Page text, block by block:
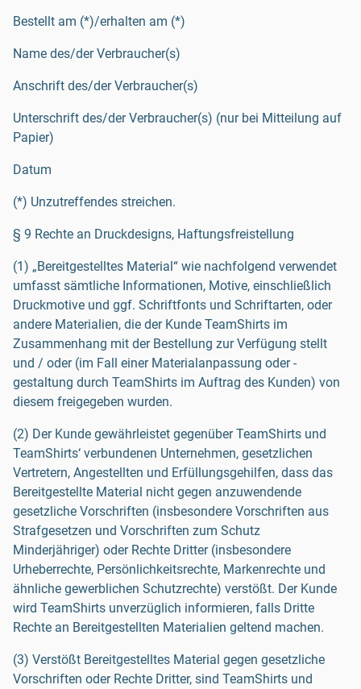
Bestellt am (*)/erhalten am (*)
Name des/der Verbraucher(s)
Anschrift des/der Verbraucher(s)
Unterschrift des/der Verbraucher(s) (nur bei Mitteilung auf
Papier)
Datum
(*) Unzutreffendes streichen.
§ 9 Rechte an Druckdesigns, Haftungsfreistellung
(1) „Bereitgestelltes Material“ wie nachfolgend verwendet
umfasst sämtliche Informationen, Motive, einschließlich
Druckmotive und ggf. Schriftfonts und Schriftarten, oder
andere Materialien, die der Kunde TeamShirts im
Zusammenhang mit der Bestellung zur Verfügung stellt
und / oder (im Fall einer Materialanpassung oder -
gestaltung durch TeamShirts im Auftrag des Kunden) von
diesem freigegeben wurden.
(2) Der Kunde gewährleistet gegenüber TeamShirts und
TeamShirts‘ verbundenen Unternehmen, gesetzlichen
Vertretern, Angestellten und Erfüllungsgehilfen, dass das
Bereitgestellte Material nicht gegen anzuwendende
gesetzliche Vorschriften (insbesondere Vorschriften aus
Strafgesetzen und Vorschriften zum Schutz
Minderjähriger) oder Rechte Dritter (insbesondere
Urheberrechte, Persönlichkeitsrechte, Markenrechte und
ähnliche gewerblichen Schutzrechte) verstößt. Der Kunde
wird TeamShirts unverzüglich informieren, falls Dritte
Rechte an Bereitgestellten Materialien geltend machen.
(3) Verstößt Bereitgestelltes Material gegen gesetzliche
Vorschriften oder Rechte Dritter, sind TeamShirts und